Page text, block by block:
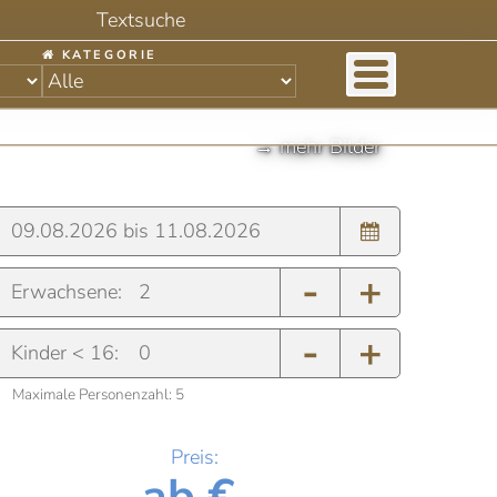
KATEGORIE
Erwachsene: - +
Kinder < 16: - +
Maximale Personenzahl: 5
Preis: